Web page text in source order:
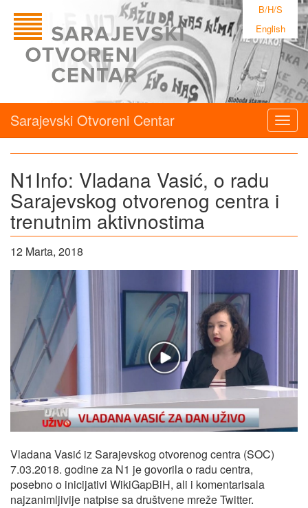
B/H/S
English
Sarajevski Otvoreni Centar
N1Info: Vladana Vasić, o radu
Sarajevskog otvorenog centra i
trenutnim aktivnostima
12 Marta, 2018
Vladana Vasić iz Sarajevskog otvorenog centra (SOC)
7.03.2018. godine za N1 je govorila o radu centra,
posebno o inicijativi WikiGapBiH, ali i komentarisala
najzanimljivije natpise sa društvene mreže Twitter.